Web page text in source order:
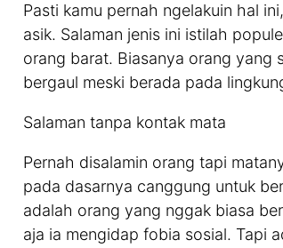
Pasti kamu pernah ngelakuin hal
asik. Salaman jenis ini istilah
orang barat. Biasanya orang yang
bergaul meski berada pada
Salaman tanpa kontak mata
Pernah disalamin orang tapi
pada dasarnya canggung untuk
adalah orang yang nggak biasa
aja ia mengidap fobia sosial. Tapi